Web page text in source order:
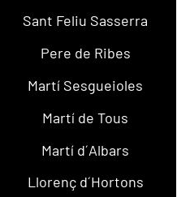
Sant Feliu Sasserra
Pere de Ribes
Martí Sesgueioles
Martí de Tous
Martí d´Albars
Llorenç d´Hortons